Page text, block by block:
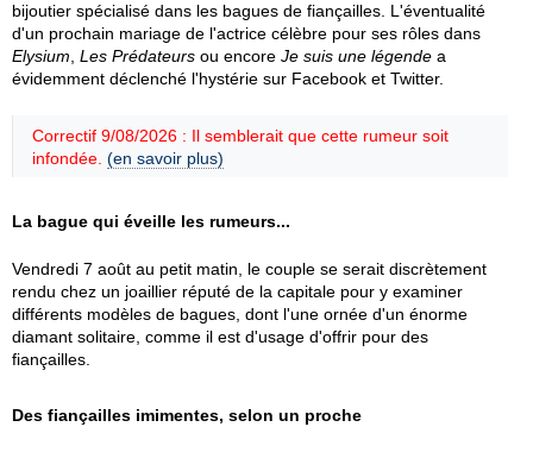
bijoutier spécialisé dans les bagues de fiançailles. L'éventualité
d'un prochain mariage de l'actrice célèbre pour ses rôles dans
Elysium Les Prédateurs ou encore Je suis une légende a
évidemment déclenché l'hystérie sur Facebook et Twitter.
Correctif 9/08/2026 : Il semblerait que cette rumeur soit
infondée. (en savoir plus)
La bague qui éveille les rumeurs...
Vendredi 7 août au petit matin, le couple se serait discrètement
rendu chez un joaillier réputé de la capitale pour y examiner
différents modèles de bagues, dont l'une ornée d'un énorme
diamant solitaire, comme il est d'usage d'offrir pour des
fiançailles.
Des fiançailles imimentes, selon un proche